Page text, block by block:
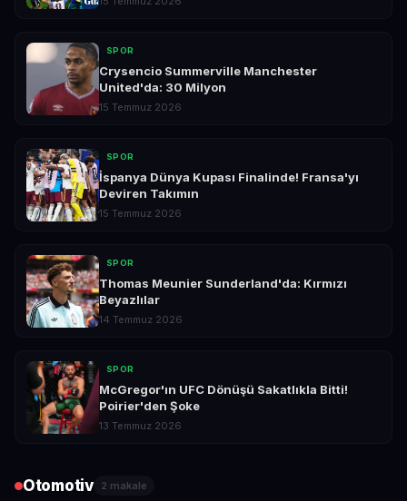
SPOR
Crysencio Summerville Manchester
United'da: 30 Milyon
15 Temmuz 2026
SPOR
İspanya Dünya Kupası Finalinde! Fransa'yı
Deviren Takımın
15 Temmuz 2026
SPOR
Thomas Meunier Sunderland'da: Kırmızı
Beyazlılar
14 Temmuz 2026
SPOR
McGregor'ın UFC Dönüşü Sakatlıkla Bitti!
Poirier'den Şoke
13 Temmuz 2026
Otomotiv 2 makale